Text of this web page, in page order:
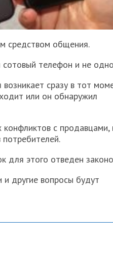
средством общения.
телефон и не
сразу в тот
или он обнаружил
с
для этого отведен
другие вопросы будут